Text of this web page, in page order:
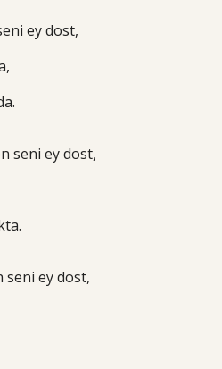
ey dost,
seni ey dost,
seni ey dost,